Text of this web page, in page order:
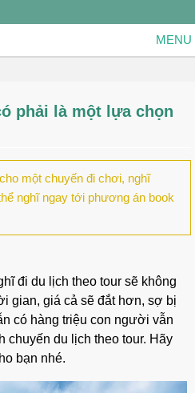
phải là một lựa chọn
một chuyến đi chơi, nghĩ
nghĩ ngay tới phương án book
đi du lịch theo tour sẽ không
gian, giá cả sẽ đắt hơn, sợ bị
có hàng triệu con người vẫn
du lịch theo tour. Hãy
bạn nhé.